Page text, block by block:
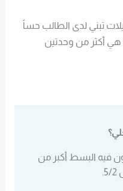
تبني لدى الطالب حساً
رياضياً لتقدير قيمة الكسر (مثلاً: 7/3 هي أكثر من وحدتين
فيه البسط أكبر من